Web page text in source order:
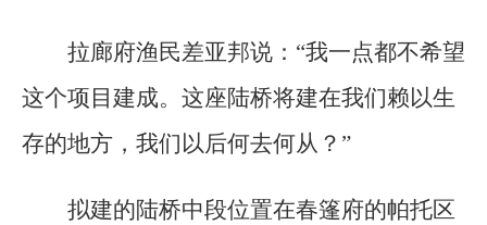
拉廊府渔民差亚邦说：“我一点都不希望
这个项目建成。这座陆桥将建在我们赖以生
存的地方，我们以后何去何从？”
拟建的陆桥中段位置在春篷府的帕托区